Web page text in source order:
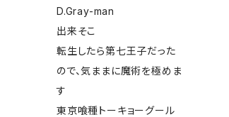
D.Gray-man
出来そこ
転生したら第七王子だった
ので、気ままに魔術を極めま
す
東京喰種トーキョーグール